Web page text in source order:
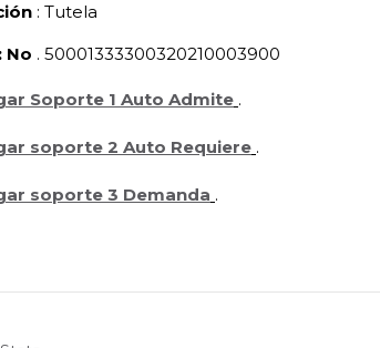
: Tutela
No . 50001333300320210003900
Soporte 1 Auto Admite .
soporte 2 Auto Requiere .
soporte 3 Demanda .